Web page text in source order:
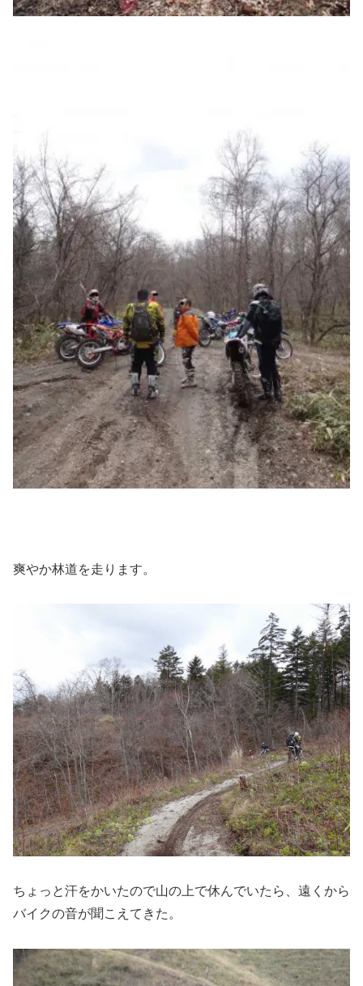
爽やか林道を走ります。
ちょっと汗をかいたので山の上で休んでいたら、遠くから
バイクの音が聞こえてきた。